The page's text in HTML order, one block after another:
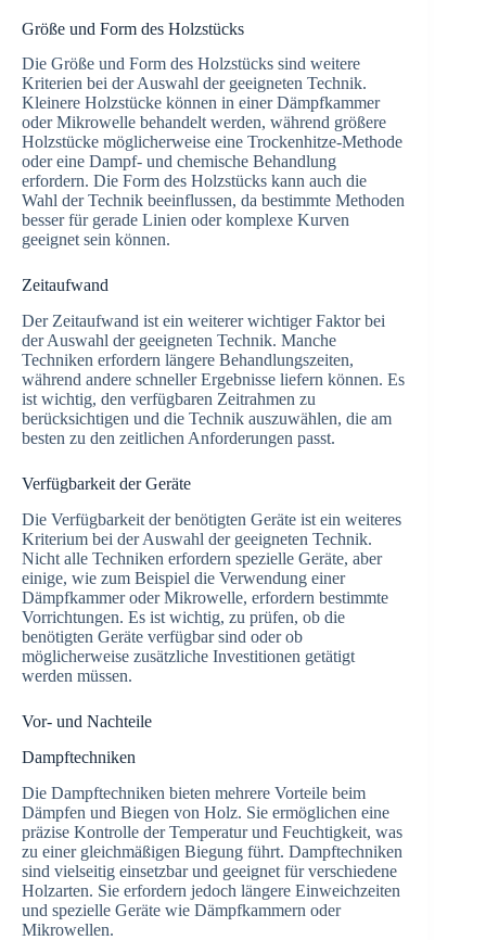
Größe und Form des Holzstücks
Die Größe und Form des Holzstücks sind weitere
Kriterien bei der Auswahl der geeigneten Technik.
Kleinere Holzstücke können in einer Dämpfkammer
oder Mikrowelle behandelt werden, während größere
Holzstücke möglicherweise eine Trockenhitze-Methode
oder eine Dampf- und chemische Behandlung
erfordern. Die Form des Holzstücks kann auch die
Wahl der Technik beeinflussen, da bestimmte Methoden
besser für gerade Linien oder komplexe Kurven
geeignet sein können.
Zeitaufwand
Der Zeitaufwand ist ein weiterer wichtiger Faktor bei
der Auswahl der geeigneten Technik. Manche
Techniken erfordern längere Behandlungszeiten,
während andere schneller Ergebnisse liefern können. Es
ist wichtig, den verfügbaren Zeitrahmen zu
berücksichtigen und die Technik auszuwählen, die am
besten zu den zeitlichen Anforderungen passt.
Verfügbarkeit der Geräte
Die Verfügbarkeit der benötigten Geräte ist ein weiteres
Kriterium bei der Auswahl der geeigneten Technik.
Nicht alle Techniken erfordern spezielle Geräte, aber
einige, wie zum Beispiel die Verwendung einer
Dämpfkammer oder Mikrowelle, erfordern bestimmte
Vorrichtungen. Es ist wichtig, zu prüfen, ob die
benötigten Geräte verfügbar sind oder ob
möglicherweise zusätzliche Investitionen getätigt
werden müssen.
Vor- und Nachteile
Dampftechniken
Die Dampftechniken bieten mehrere Vorteile beim
Dämpfen und Biegen von Holz. Sie ermöglichen eine
präzise Kontrolle der Temperatur und Feuchtigkeit, was
zu einer gleichmäßigen Biegung führt. Dampftechniken
sind vielseitig einsetzbar und geeignet für verschiedene
Holzarten. Sie erfordern jedoch längere Einweichzeiten
und spezielle Geräte wie Dämpfkammern oder
Mikrowellen.